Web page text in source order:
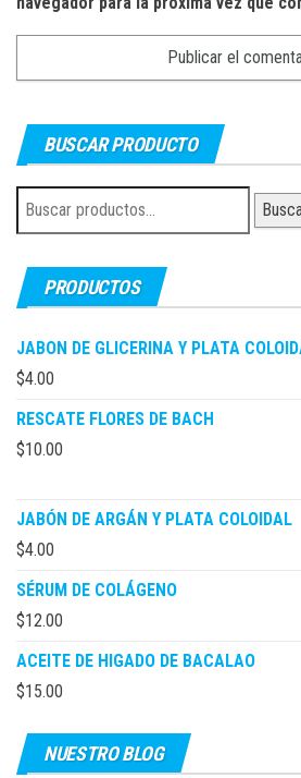
BUSCAR PRODUCTO
Buscar
por:
PRODUCTOS
JABON DE GLICERINA Y PLATA
$4.00
RESCATE FLORES DE BACH
$10.00
JABÓN DE ARGÁN Y PLATA COLOIDAL
$4.00
SÉRUM DE COLÁGENO
$12.00
ACEITE DE HIGADO DE BACALAO
$15.00
NUESTRO BLOG